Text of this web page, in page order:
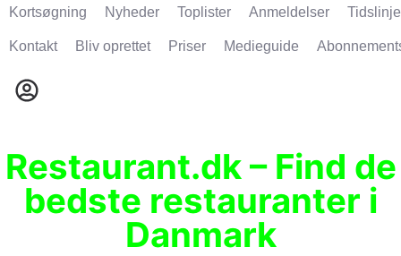
Kortsøgning Nyheder Toplister Anmeldelser Tidslinje
Kontakt Bliv oprettet Priser Medieguide
Restaurant.dk – Find de
bedste restauranter i
Danmark